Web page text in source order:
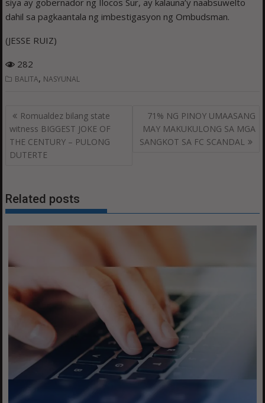
siya ay gobernador ng Ilocos Sur, ay kalauna’y naabsuwelto
dahil sa pagkaantala ng imbestigasyon ng Ombudsman.
(JESSE RUIZ)
282
BALITA, NASYUNAL
Post
navigation
Romualdez bilang state
witness BIGGEST JOKE OF
THE CENTURY – PULONG
DUTERTE
71% NG PINOY UMAASANG
MAY MAKUKULONG SA MGA
SANGKOT SA FC SCANDAL
Related posts